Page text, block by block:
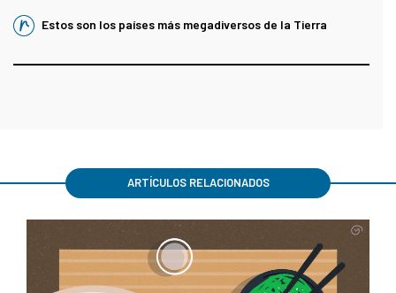
Estos son los países más megadiversos de la Tierra
ARTÍCULOS RELACIONADOS